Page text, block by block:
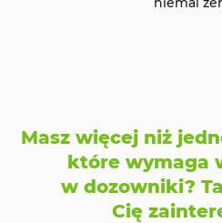
Masz więcej niż
które wymaga
w dozowniki?
Cię